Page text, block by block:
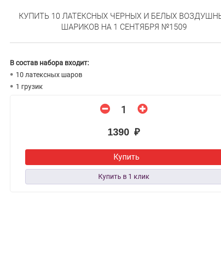
КУПИТЬ 10 ЛАТЕКСНЫХ ЧЕРНЫХ И БЕЛЫХ
ШАРИКОВ НА 1 СЕНТЯБРЯ №1509
В состав набора входит:
10 латексных шаров
1 грузик
1390 ₽
Купить